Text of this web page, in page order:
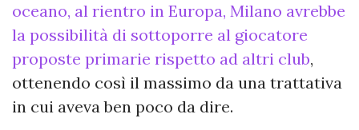
oceano, al rientro in Europa, Milano avrebbe
la possibilità di sottoporre al giocatore
proposte primarie rispetto ad altri club,
ottenendo così il massimo da una trattativa
in cui aveva ben poco da dire.